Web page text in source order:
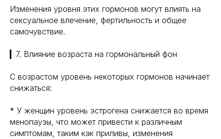
Изменения уровня этих гормонов могут влиять на
сексуальное влечение, фертильность и общее
самочувствие.
▎7. Влияние возраста на гормональный фон
С возрастом уровень некоторых гормонов начинает
снижаться:
* У женщин уровень эстрогена снижается во время
менопаузы, что может привести к различным
симптомам, таким как приливы, изменения